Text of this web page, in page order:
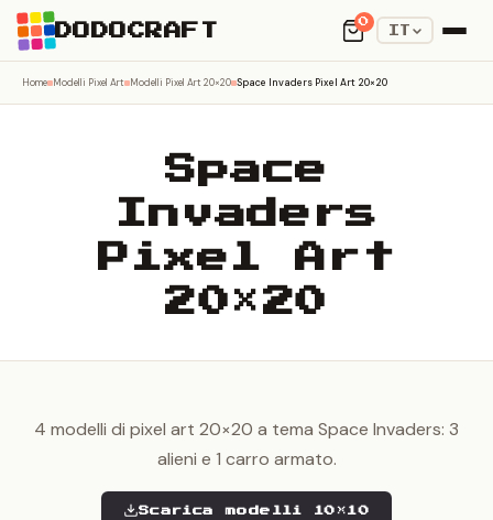
DODOCRAFT
0
Home Modelli Pixel Art Modelli Pixel Art 20×20 Space Invaders Pixel Art 20×20
Space
Invaders
Pixel Art
20×20
4 modelli di pixel art 20×20 a tema Space Invaders: 3
alieni e 1 carro armato.
Scarica modelli 10×10